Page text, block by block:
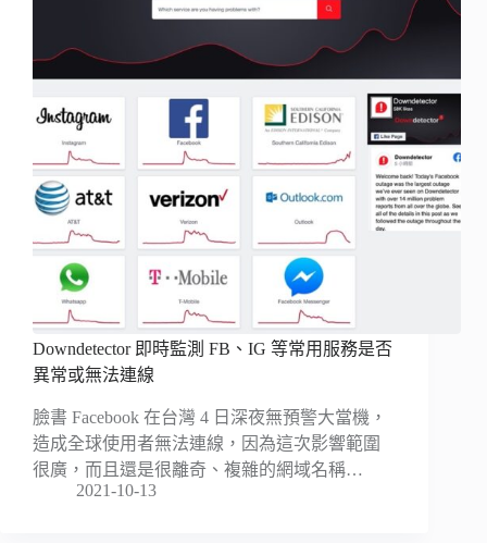
Downdetector 即時監測 FB、IG 等常用服務是否
異常或無法連線
臉書 Facebook 在台灣 4 日深夜無預警大當機，
造成全球使用者無法連線，因為這次影響範圍
很廣，而且還是很離奇、複雜的網域名稱…
2021-10-13